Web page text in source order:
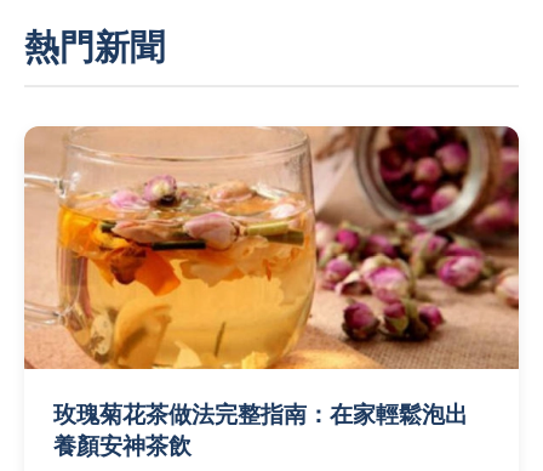
熱門新聞
玫瑰菊花茶做法完整指南：在家輕鬆泡出
養顏安神茶飲